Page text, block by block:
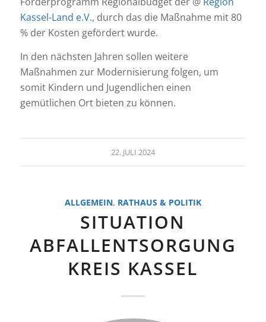
Kassel-Land e.V., durch das die Maßnahme mit 80
% der Kosten gefördert wurde.
In den nächsten Jahren sollen weitere
Maßnahmen zur Modernisierung folgen, um
somit Kindern und Jugendlichen einen
gemütlichen Ort bieten zu können.
22. JULI 2024
ALLGEMEIN, RATHAUS & POLITIK
SITUATION
ABFALLENTSORGUNG
KREIS KASSEL